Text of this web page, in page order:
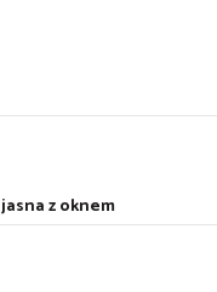
jasna z oknem